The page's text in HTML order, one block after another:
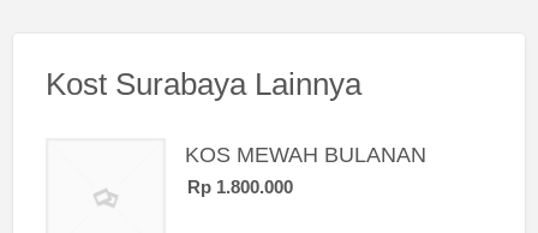
Kost Surabaya Lainnya
KOS MEWAH BULANAN
Rp 1.800.000